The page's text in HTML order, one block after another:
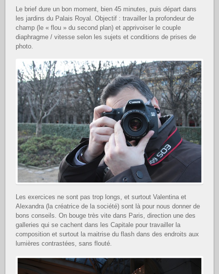
Le brief dure un bon moment, bien 45 minutes, puis départ dans
les jardins du Palais Royal. Objectif : travailler la profondeur de
champ (le « flou » du second plan) et apprivoiser le couple
diaphragme / vitesse selon les sujets et conditions de prises de
photo.
Les exercices ne sont pas trop longs, et surtout Valentina et
Alexandra (la créatrice de la société) sont là pour nous donner de
bons conseils. On bouge très vite dans Paris, direction une des
galleries qui se cachent dans les Capitale pour travailler la
composition et surtout la maitrise du flash dans des endroits aux
lumières contrastées, sans flouté.